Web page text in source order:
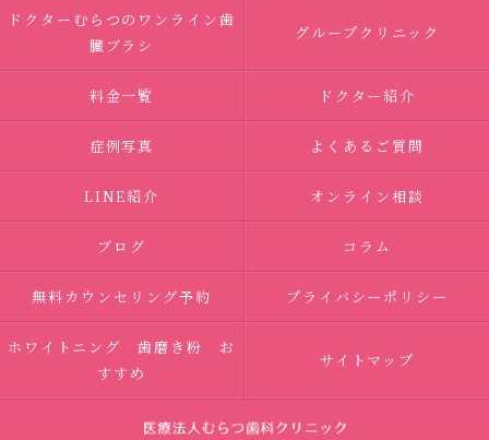
ドクターむらつのワンライン歯
臓ブラシ
グループクリニック
料金一覧 ドクター紹介
症例写真 よくあるご質問
LINE紹介 オンライン相談
ブログ コラム
無料カウンセリング予約 プライバシーポリシー
ホワイトニング 歯磨き粉 お
すすめ
サイトマップ